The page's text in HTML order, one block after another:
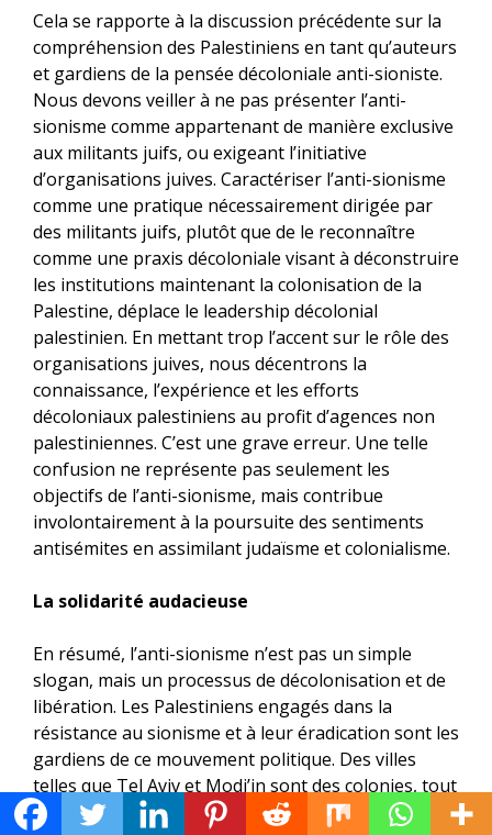
Cela se rapporte à la discussion précédente sur la
compréhension des Palestiniens en tant qu’auteurs
et gardiens de la pensée décoloniale anti-sioniste.
Nous devons veiller à ne pas présenter l’anti-
sionisme comme appartenant de manière exclusive
aux militants juifs, ou exigeant l’initiative
d’organisations juives. Caractériser l’anti-sionisme
comme une pratique nécessairement dirigée par
des militants juifs, plutôt que de le reconnaître
comme une praxis décoloniale visant à déconstruire
les institutions maintenant la colonisation de la
Palestine, déplace le leadership décolonial
palestinien. En mettant trop l’accent sur le rôle des
organisations juives, nous décentrons la
connaissance, l’expérience et les efforts
décoloniaux palestiniens au profit d’agences non
palestiniennes. C’est une grave erreur. Une telle
confusion ne représente pas seulement les
objectifs de l’anti-sionisme, mais contribue
involontairement à la poursuite des sentiments
antisémites en assimilant judaïsme et colonialisme.
La solidarité audacieuse
En résumé, l’anti-sionisme n’est pas un simple
slogan, mais un processus de décolonisation et de
libération. Les Palestiniens engagés dans la
résistance au sionisme et à leur éradication sont les
gardiens de ce mouvement politique. Des villes
telles que Tel Aviv et Modi’in sont des colonies, tout
comme Itamar ou Tel Rumeida en Cisjordanie. La